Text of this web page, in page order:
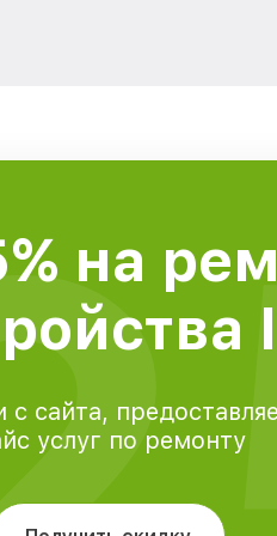
на
сайта,
услуг по ремонту